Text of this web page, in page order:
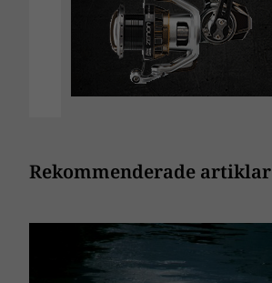
Rekommenderade artiklar